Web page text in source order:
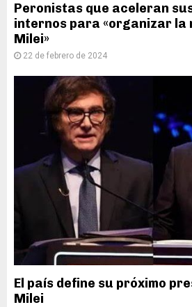
Peronistas que aceleran
internos para «organizar la
Milei»
22 de febrero de 2024
El país define su próximo
Milei